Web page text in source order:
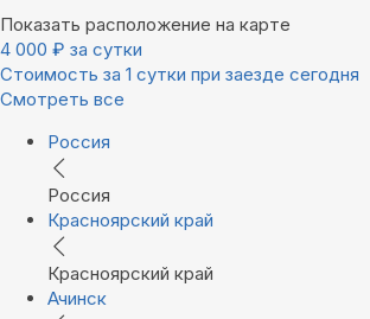
Показать расположение на карте
4 000 ₽ за сутки
Стоимость за 1 сутки при заезде сегодня
Смотреть все
Россия
Россия
Красноярский край
Красноярский край
Ачинск